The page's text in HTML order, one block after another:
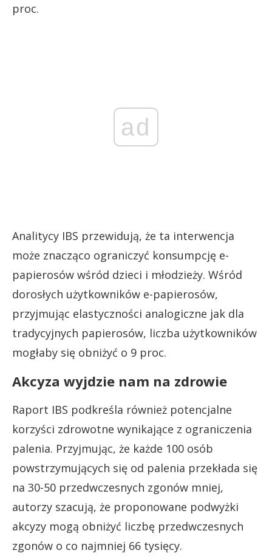
proc.
ad
Analitycy IBS przewidują, że ta interwencja
może znacząco ograniczyć konsumpcję e-
papierosów wśród dzieci i młodzieży. Wśród
dorosłych użytkowników e-papierosów,
przyjmując elastyczności analogiczne jak dla
tradycyjnych papierosów, liczba użytkowników
mogłaby się obniżyć o 9 proc.
Akcyza wyjdzie nam na zdrowie
Raport IBS podkreśla również potencjalne
korzyści zdrowotne wynikające z ograniczenia
palenia. Przyjmując, że każde 100 osób
powstrzymujących się od palenia przekłada się
na 30-50 przedwczesnych zgonów mniej,
autorzy szacują, że proponowane podwyżki
akcyzy mogą obniżyć liczbę przedwczesnych
zgonów o co najmniej 66 tysięcy.